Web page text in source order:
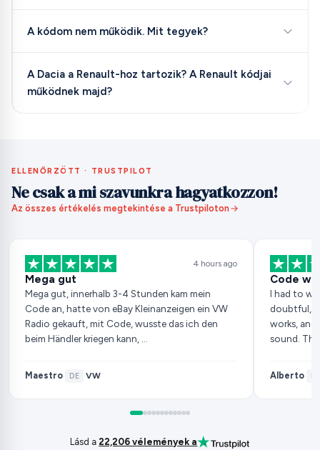
A kódom nem működik. Mit tegyek?
A Dacia a Renault-hoz tartozik? A Renault kódjai
működnek majd?
ELLENŐRZÖTT · TRUSTPILOT
Ne csak a mi szavunkra hagyatkozzon!
Az összes értékelés megtekintése a Trustpiloton
4 hours ago
Mega gut
Mega gut, innerhalb 3-4 Stunden kam mein
Code an, hatte von eBay Kleinanzeigen ein VW
Radio gekauft, mit Code, wusste das ich den
beim Händler kriegen kann, …
Maestro· DE ·VW
Code
I had to
doubtful,
works, and
sound.
Alberto·
Lásd a22,206 vélemények a